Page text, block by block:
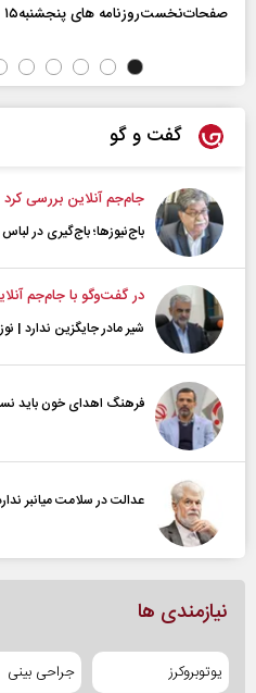
صفحات‌نخست‌روزنامه ها‌ی پنجشنبه‌۱۵ مردادماه
گفت و گو
جام‌جم آنلاین بررسی کرد
باج‌نیوزها؛ باج‌گیری در
در گفت‌و‌گو با جام‌جم
شیر مادر جایگزین ندارد |
فرهنگ اهدای خون باید
عدالت در سلامت میانبر
نیازمندی ها
یوتوبروکرز جراحی بینی